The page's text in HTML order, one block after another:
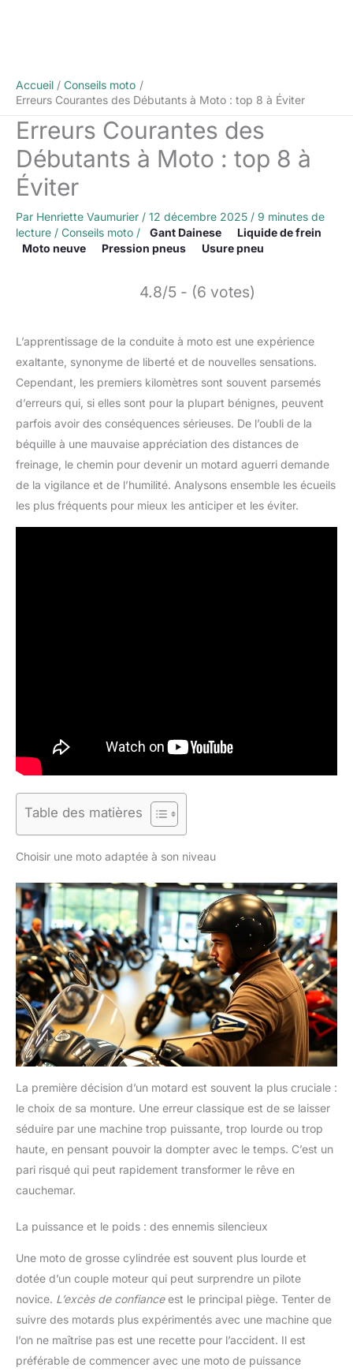
Accueil
Conseils moto
Erreurs Courantes des Débutants à Moto : top 8 à Éviter
Erreurs Courantes des
Débutants à Moto : top 8 à
Éviter
Par Henriette Vaumurier / 12 décembre 2025 / 9 minutes de
lecture / Conseils moto / Gant Dainese
Liquide de frein
Moto neuve
Pression pneus Usure pneu
4.8/5 - (6 votes)
L’apprentissage de la conduite à moto est une expérience
exaltante, synonyme de liberté et de nouvelles sensations.
Cependant, les premiers kilomètres sont souvent parsemés
d’erreurs qui, si elles sont pour la plupart bénignes, peuvent
parfois avoir des conséquences sérieuses. De l’oubli de la
béquille à une mauvaise appréciation des distances de
freinage, le chemin pour devenir un motard aguerri demande
de la vigilance et de l’humilité. Analysons ensemble les écueils
les plus fréquents pour mieux les anticiper et les éviter.
Table des matières
Choisir une moto adaptée à son niveau
La première décision d’un motard est souvent la plus cruciale :
le choix de sa monture. Une erreur classique est de se laisser
séduire par une machine trop puissante, trop lourde ou trop
haute, en pensant pouvoir la dompter avec le temps. C’est un
pari risqué qui peut rapidement transformer le rêve en
cauchemar.
La puissance et le poids : des ennemis silencieux
Une moto de grosse cylindrée est souvent plus lourde et
dotée d’un couple moteur qui peut surprendre un pilote
novice. L’excès de confianceest le principal piège. Tenter de
suivre des motards plus expérimentés avec une machine que
l’on ne maîtrise pas est une recette pour l’accident. Il est
préférable de commencer avec une moto de puissance